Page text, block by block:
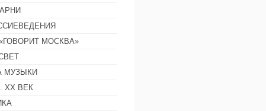
МОСКВА»
МУЗЫКИ
ХХ ВЕК